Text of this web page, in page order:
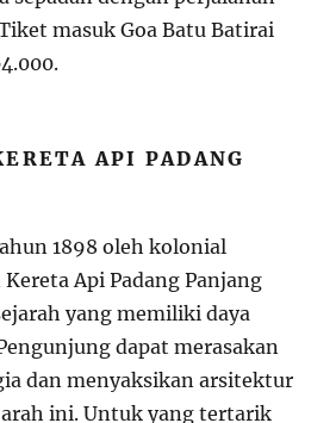
masuk Goa Batu Batirai
API PADANG
1898 oleh kolonial
Api Padang Panjang
yang memiliki daya
dapat merasakan
dan menyaksikan arsitektur
ini. Untuk yang tertarik